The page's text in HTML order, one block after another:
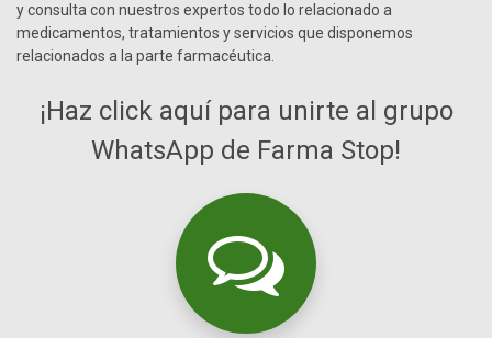
y consulta con nuestros expertos todo lo relacionado a
medicamentos, tratamientos y servicios que disponemos
relacionados a la parte farmacéutica.
¡Haz click aquí para unirte al grupo
WhatsApp de Farma Stop!